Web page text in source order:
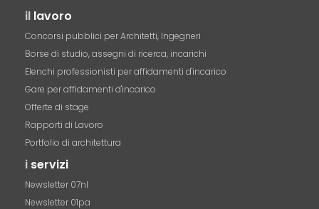
il lavoro
Concorsi pubblici per Architetti, Ingegneri
Borse di studio, assegni di ricerca, incarichi
Elenchi professionisti per affidamenti d'incarico
Gare per affidamenti d'incarico
Offerte di stage
Rapporti di Lavoro
Portfolio di architettura
i servizi
Newsletter 07nl
Newsletter 01pa